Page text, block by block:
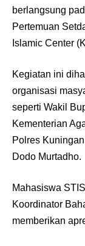
berlangsung
Pertemuan
Islamic Center
Kegiatan ini
organisasi
seperti Wakil
Kementerian
Polres
Dodo Murtadho.
Mahasiswa
Koordinator
memberikan